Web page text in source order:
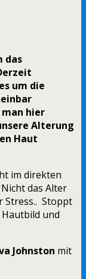
das
um die
hier
Alterung
Haut
im direkten
das Alter
Stress.. Stoppt
und
Johnston mit